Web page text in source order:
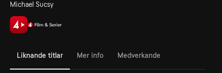
Michael Sucsy
Liknande titlar Mer info Medverkande